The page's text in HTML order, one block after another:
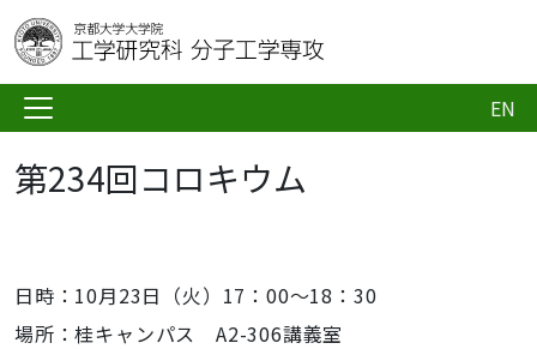
EN
第234回コロキウム
日時：10月23日（火）17：00～18：30
場所：桂キャンパス A2-306講義室